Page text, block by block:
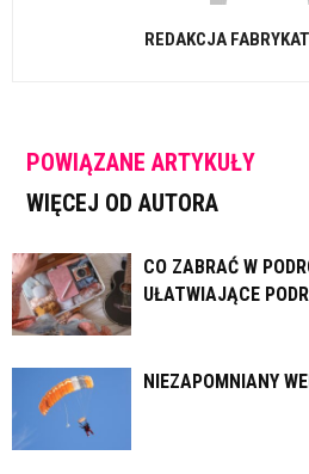
REDAKCJA
POWIĄZANE ARTYKUŁY
WIĘCEJ OD AUTORA
CO ZABRAĆ W
UŁATWIAJĄCE
NIEZAPOMNIANY